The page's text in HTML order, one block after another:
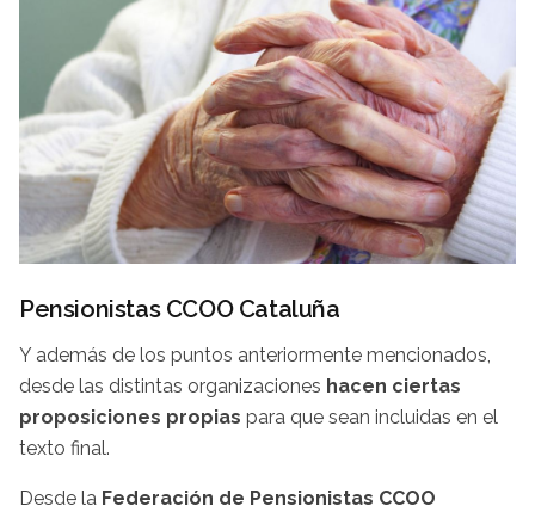
Pensionistas CCOO Cataluña
Y además de los puntos anteriormente mencionados,
desde las distintas organizaciones hacen ciertas
proposiciones propias para que sean incluidas en el
texto final.
Desde la Federación de Pensionistas CCOO